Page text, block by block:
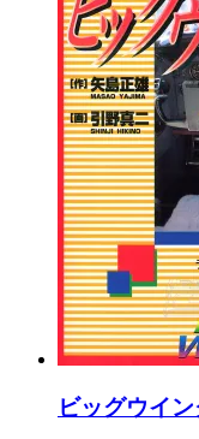
ビッグウイン